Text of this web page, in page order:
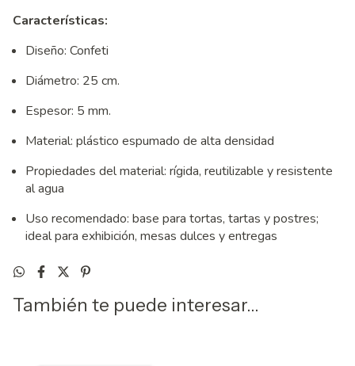
Características:
Diseño: Confeti
Diámetro: 25 cm.
Espesor: 5 mm.
Material: plástico espumado de alta densidad
Propiedades del material: rígida, reutilizable y resistente
al agua
Uso recomendado: base para tortas, tartas y postres;
ideal para exhibición, mesas dulces y entregas
También te puede interesar...